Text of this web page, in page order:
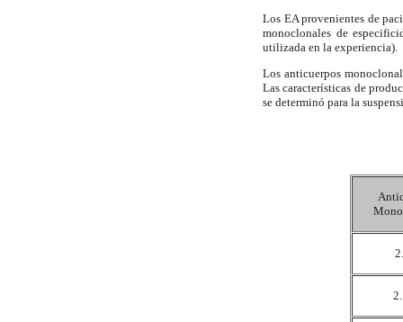
Los EA provenientes de
monoclonales de
utilizada en la experiencia).
Los anticuerpos
Las características de
se determinó para la